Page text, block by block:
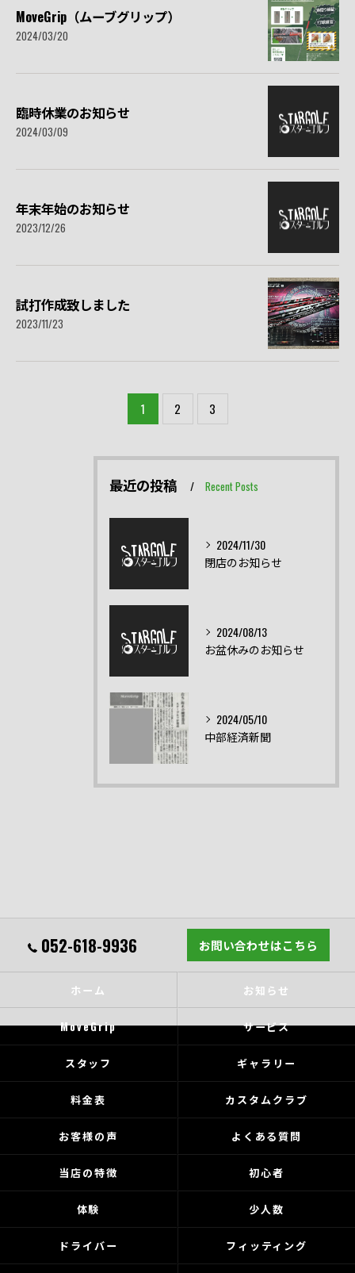
MoveGrip（ムーブグリップ）
2024/03/20
臨時休業のお知らせ
2024/03/09
年末年始のお知らせ
2023/12/26
試打作成致しました
2023/11/23
1 2 3
最近の投稿 Recent Posts
2024/11/30
閉店のお知らせ
2024/08/13
お盆休みのお知らせ
2024/05/10
中部経済新聞
052-618-9936 お問い合わせはこちら
ホーム お知らせ
MoveGrip サービス
スタッフ ギャラリー
料金表 カスタムクラブ
お客様の声 よくある質問
当店の特徴 初心者
体験 少人数
ドライバー フィッティング